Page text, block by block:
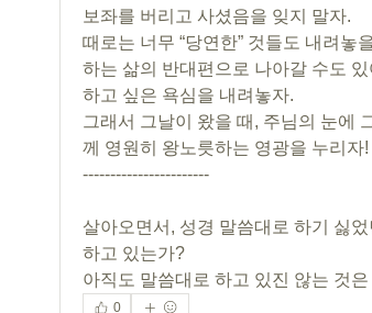
보좌를 버리고 사셨음을 잊지 말자.
때로는 너무 “당연한” 것들도 내려놓
하는 삶의 반대편으로 나아갈 수도
하고 싶은 욕심을 내려놓자.
그래서 그날이 왔을 때, 주님의 눈에
께 영원히 왕노릇하는 영광을 누리자!
-----------------------
살아오면서, 성경 말씀대로 하기 싫
하고 있는가?
아직도 말씀대로 하고 있진 않는 것
0